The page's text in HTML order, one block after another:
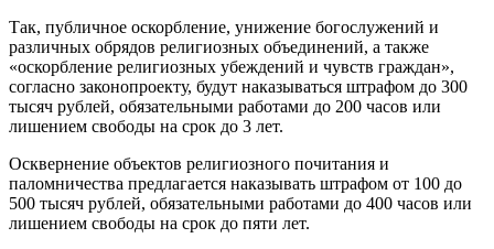
Так, публичное оскорбление, унижение богослужений и
различных обрядов религиозных объединений, а также
«оскорбление религиозных убеждений и чувств граждан»,
согласно законопроекту, будут наказываться штрафом до 300
тысяч рублей, обязательными работами до 200 часов или
лишением свободы на срок до 3 лет.
Осквернение объектов религиозного почитания и
паломничества предлагается наказывать штрафом от 100 до
500 тысяч рублей, обязательными работами до 400 часов или
лишением свободы на срок до пяти лет.